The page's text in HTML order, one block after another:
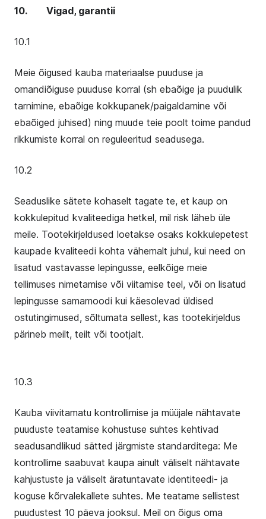
10. Vigad, garantii
10.1
Meie õigused kauba materiaalse puuduse ja
omandiõiguse puuduse korral (sh ebaõige ja puudulik
tarnimine, ebaõige kokkupanek/paigaldamine või
ebaõiged juhised) ning muude teie poolt toime pandud
rikkumiste korral on reguleeritud seadusega.
10.2
Seaduslike sätete kohaselt tagate te, et kaup on
kokkulepitud kvaliteediga hetkel, mil risk läheb üle
meile. Tootekirjeldused loetakse osaks kokkulepetest
kaupade kvaliteedi kohta vähemalt juhul, kui need on
lisatud vastavasse lepingusse, eelkõige meie
tellimuses nimetamise või viitamise teel, või on lisatud
lepingusse samamoodi kui käesolevad üldised
ostutingimused, sõltumata sellest, kas tootekirjeldus
pärineb meilt, teilt või tootjalt.
10.3
Kauba viivitamatu kontrollimise ja müüjale nähtavate
puuduste teatamise kohustuse suhtes kehtivad
seadusandlikud sätted järgmiste standarditega: Me
kontrollime saabuvat kaupa ainult väliselt nähtavate
kahjustuste ja väliselt äratuntavate identiteedi- ja
koguse kõrvalekallete suhtes. Me teatame sellistest
puudustest 10 päeva jooksul. Meil on õigus oma